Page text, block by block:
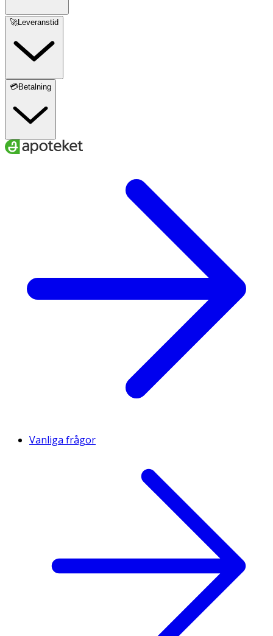
🚀Leveranstid
💳Betalning
Vanliga frågor